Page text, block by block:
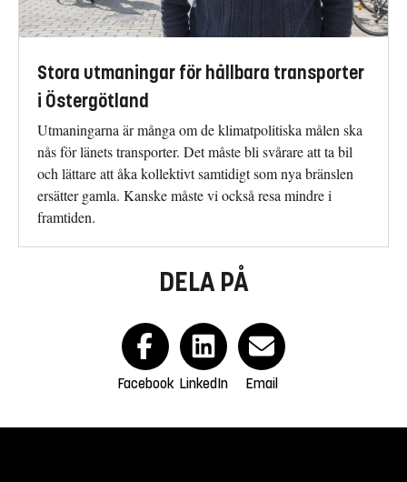
Stora utmaningar för hållbara transporter
i Östergötland
Utmaningarna är många om de klimatpolitiska målen ska
nås för länets transporter. Det måste bli svårare att ta bil
och lättare att åka kollektivt samtidigt som nya bränslen
ersätter gamla. Kanske måste vi också resa mindre i
framtiden.
DELA PÅ
Facebook LinkedIn Email